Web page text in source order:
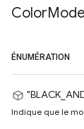
ColorMode
ÉNUMÉRATION
Indique que le